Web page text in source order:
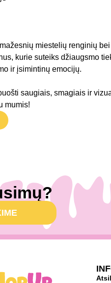
miestelių renginių
kurie suteiks džiaugsmo
ir įsimintinų emocijų.
saugiais, smagiais ir
mumis!